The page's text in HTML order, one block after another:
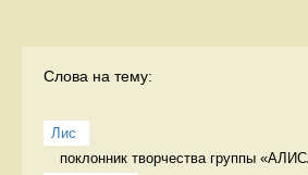
Слова на тему:
Лис
поклонник творчества группы